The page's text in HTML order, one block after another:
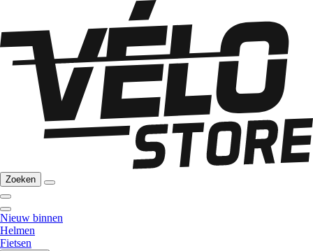
Zoeken
Nieuw binnen
Helmen
Fietsen